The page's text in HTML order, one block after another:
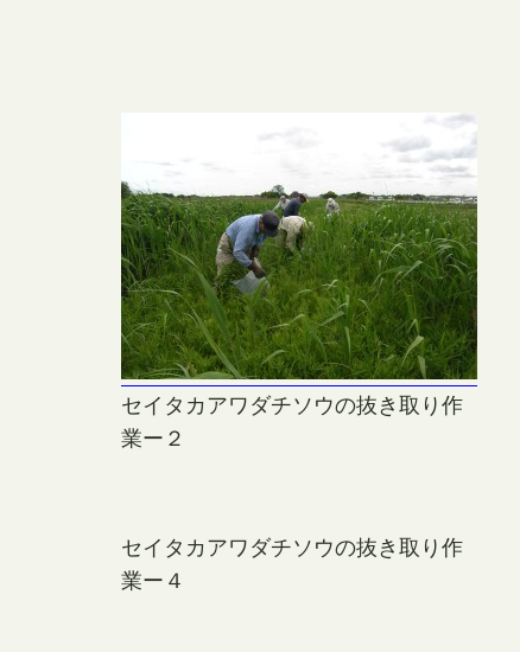
セイタカアワダチソウの抜き取り作
業ー２
セイタカアワダチソウの抜き取り作
業ー４